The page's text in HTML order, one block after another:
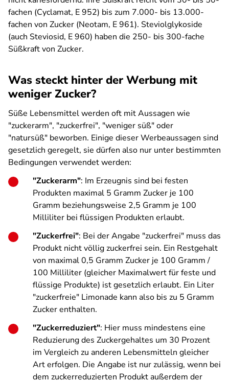
fachen (Cyclamat, E 952) bis zum 7.000- bis 13.000-
fachen von Zucker (Neotam, E 961). Steviolglykoside
(auch Steviosid, E 960) haben die 250- bis 300-fache
Süßkraft von Zucker.
Was steckt hinter der Werbung mit
weniger Zucker?
Süße Lebensmittel werden oft mit Aussagen wie
"zuckerarm", "zuckerfrei", "weniger süß" oder
"natursüß" beworben. Einige dieser Werbeaussagen sind
gesetzlich geregelt, sie dürfen also nur unter bestimmten
Bedingungen verwendet werden:
"Zuckerarm": Im Erzeugnis sind bei festen
Produkten maximal 5 Gramm Zucker je 100
Gramm beziehungsweise 2,5 Gramm je 100
Milliliter bei flüssigen Produkten erlaubt.
"Zuckerfrei": Bei der Angabe "zuckerfrei" muss das
Produkt nicht völlig zuckerfrei sein. Ein Restgehalt
von maximal 0,5 Gramm Zucker je 100 Gramm /
100 Milliliter (gleicher Maximalwert für feste und
flüssige Produkte) ist gesetzlich erlaubt. Ein Liter
"zuckerfreie" Limonade kann also bis zu 5 Gramm
Zucker enthalten.
"Zuckerreduziert": Hier muss mindestens eine
Reduzierung des Zuckergehaltes um 30 Prozent
im Vergleich zu anderen Lebensmitteln gleicher
Art erfolgen. Die Angabe ist nur zulässig, wenn bei
dem zuckerreduzierten Produkt außerdem der